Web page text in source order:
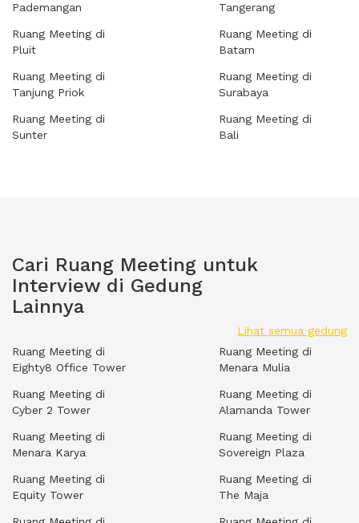
Pademangan
Ruang Meeting di
Pluit
Ruang Meeting di
Tanjung Priok
Ruang Meeting di
Sunter
Tangerang
Ruang Meeting di
Batam
Ruang Meeting di
Surabaya
Ruang Meeting di
Bali
Cari Ruang Meeting untuk
Interview di Gedung
Lainnya
Lihat semua gedung
Ruang Meeting di
Eighty8 Office Tower
Ruang Meeting di
Cyber 2 Tower
Ruang Meeting di
Menara Karya
Ruang Meeting di
Equity Tower
Ruang Meeting di
Menara Mulia
Ruang Meeting di
Alamanda Tower
Ruang Meeting di
Sovereign Plaza
Ruang Meeting di
The Maja